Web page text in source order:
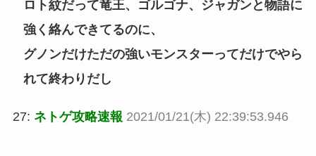
ロト紋だって竜王、ゴルゴナ、ジャガンと物語に
強く絡んできてるのに、
グノンだけただの強いモンスターってだけでやら
れて終わりだし
27: ネトゲ攻略速報 2021/01/21(木) 22:39:53.946